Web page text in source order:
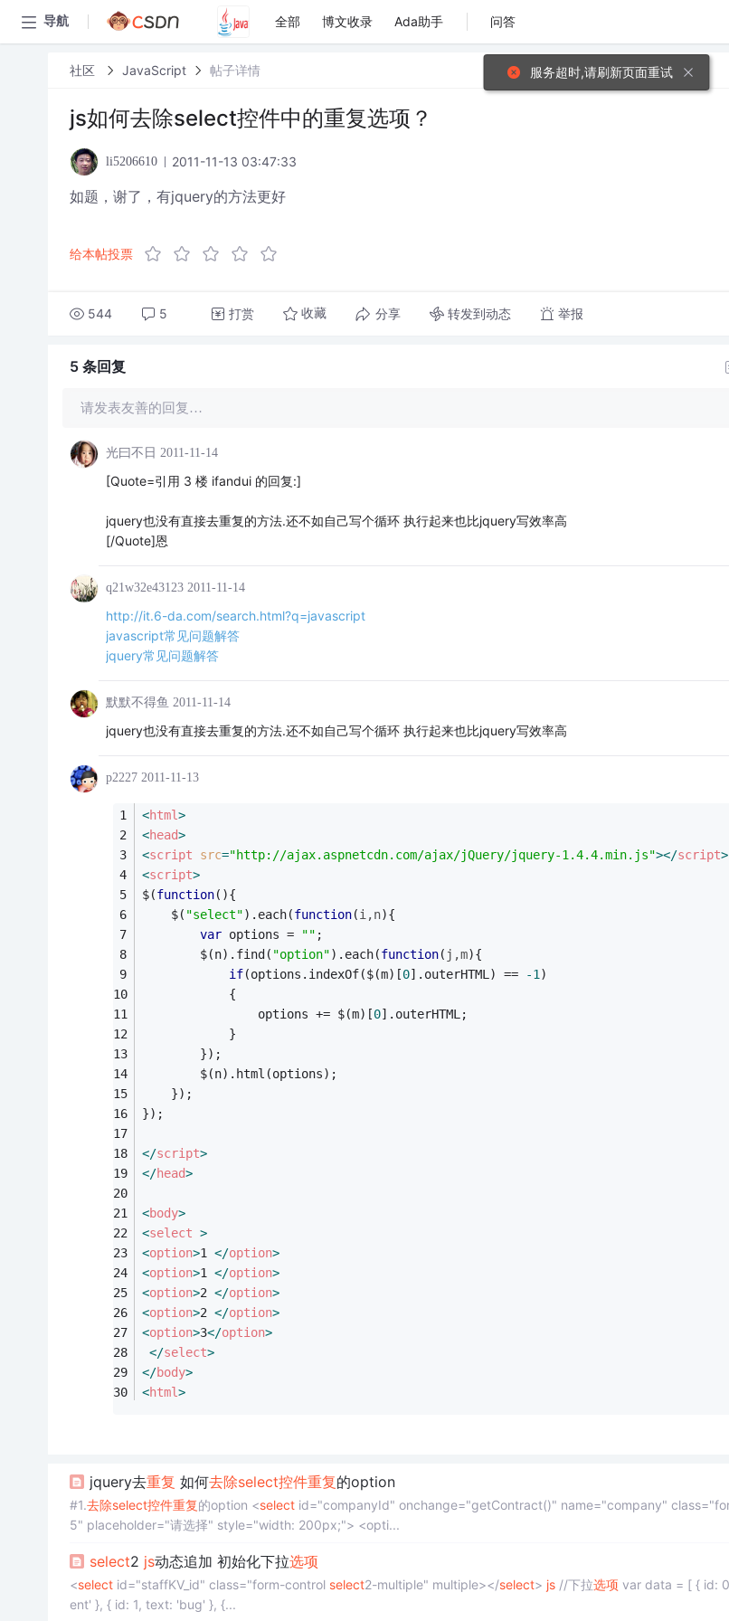
导航 全部 博文收录 Ada助手 问答
社区 JavaScript 帖子详情
js如何去除select控件中的重复选项？
li5206610 2011-11-13 03:47:33
如题，谢了，有jquery的方法更好
给本帖投票
544 5 打赏 收藏 分享 转发到动态 举报
5 条回复
请发表友善的回复…
光曰不日 2011-11-14
[Quote=引用 3 楼 ifandui 的回复:]
jquery也没有直接去重复的方法.还不如自己写个循环 执行起来也比jquery写效率高
[/Quote]恩
q21w32e43123 2011-11-14
http://it.6-da.com/search.html?q=javascript
javascript常见问题解答
jquery常见问题解答
默默不得鱼 2011-11-14
jquery也没有直接去重复的方法.还不如自己写个循环 执行起来也比jquery写效率高
p2227 2011-11-13
<html>
<head>
<script src="http://ajax.aspnetcdn.com/ajax/jQuery/jquery-1.4.4.min.js"></script>
<script>
$(function( ){
    $(
"select").each(function(i,n){
var options = "" ;
        $(n).find(
"option").each(function( j,m){
if(options.indexOf($(m)[0].outerHTML) == -1 )
            {
                options += $(m)[
0].outerHTML;
            }
        });
        $(n).html(options);
    });
});
</script>
</head>
<body>
<select >
<option>1 </option>
<option>1 </option>
<option>2 </option>
<option>2 </option>
<option>3</option>
</select>
</body>
<html>
jquery去重复 如何去除select控件重复的option
#1.去除select控件重复的option <selectid="companyId" onchange="getContract()" name="company" class="form-control m-bot1
5" placeholder="请选择" style="width: 200px;"> <opti...
select2 js动态追加 初始化下拉选项
<selectid="staffKV_id" class="form-control select2-multiple" multiple></select> js //下拉选项 var data = [ { id: 0, text: 'enhancem
ent' }, { id: 1, text: 'bug' }, {...